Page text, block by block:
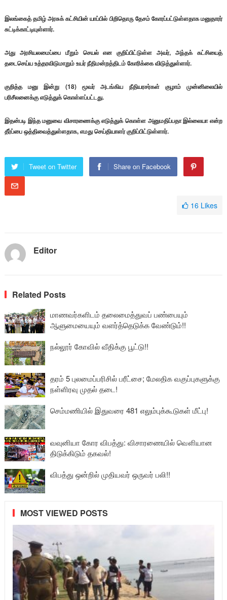
இலங்கைத் தமிழ் அரசுக் கட்சியின் யாப்பில் பிறிதொரு தேசம் கோரப்பட்டுள்ளதாக மனுதாரர்
சுட்டிக்காட்டியுள்ளார்.
அது அரசியலமைப்பை மீறும் செயல் என குறிப்பிட்டுள்ள அவர், அந்தக் கட்சியைத்
தடைசெய்ய உத்தரவிடுமாறும் உயர் நீதிமன்றத்திடம் கோரிக்கை விடுத்துள்ளார்.
குறித்த மனு இன்று (18) மூவர் அடங்கிய நீதியரசர்கள் குழாம் முன்னிலையில்
பரிசீலனைக்கு எடுத்துக் கொள்ளப்பட்டது.
இதன்படி இந்த மனுவை விசாரணைக்கு எடுத்துக் கொள்ள அனுமதிப்பதா இல்லையா என்ற
தீர்ப்பை ஒத்திவைத்துள்ளதாக, எமது செய்தியாளர் குறிப்பிட்டுள்ளார்.
Tweet on Twitter Share on Facebook
16 Likes
Editor
Related Posts
மாணவர்களிடம் தலைமைத்துவப் பண்பையும்
ஆளுமையையும் வளர்த்தெடுக்க வேண்டும்!!
நல்லூர் கோவில் வீதிக்கு பூட்டு!!
தரம் 5 புலமைப்பரிசில் பரீட்சை; மேலதிக வகுப்புகளுக்கு
நள்ளிரவு முதல் தடை!
செம்மணியில் இதுவரை 481 எலும்புக்கூடுகள் மீட்பு!
வவுனியா கோர விபத்து: விசாரணையில் வௌியான
திடுக்கிடும் தகவல்!
விபத்து ஒன்றில் முதியவர் ஒருவர் பலி!!
MOST VIEWED POSTS